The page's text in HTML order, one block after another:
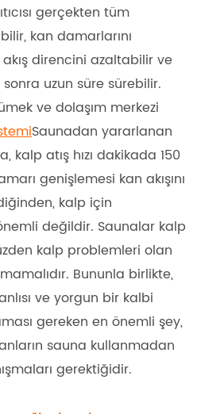
gerçekten tüm
kan damarlarını
direncini azaltabilir ve
uzun süre sürebilir.
ve dolaşım merkezi
Saunadan yararlanan
kalp atış hızı dakikada 150
genişlemesi kan akışını
kalp için
değildir. Saunalar kalp
kalp problemleri olan
Bununla birlikte,
ve yorgun bir kalbi
gereken en önemli şey,
sauna kullanmadan
gerektiğidir.